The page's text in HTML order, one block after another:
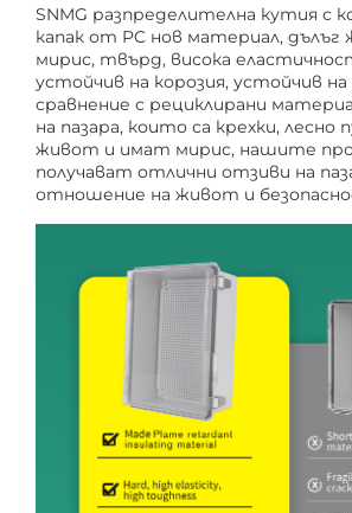
SNMG разпределителна кутия с
капак от PC нов материал, дълъг
мирис, твърд, висока
устойчив на корозия, устойчив
сравнение с рециклирани
на пазара, които са крехки, лесно
живот и имат мирис, нашите
получават отлични отзиви на
отношение на живот и